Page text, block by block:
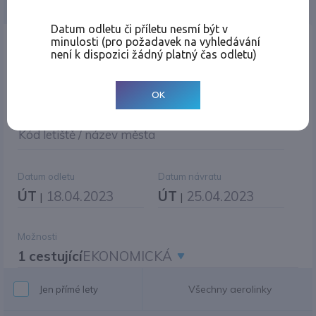
Místo odletu
Kód letiště / název města
Datum odletu
ÚT | 18.04.2023
Datum návratu
ÚT | 25.04.2023
Možnosti
1 cestujícíEKONOMICKÁ
Jen přímé lety Všechny aerolinky
Datum odletu či příletu nesmí být v
minulosti (pro požadavek na vyhledávání
není k dispozici žádný platný čas odletu)
OK